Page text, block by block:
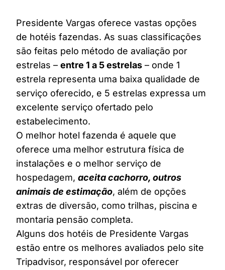
Presidente Vargas oferece vastas opções
de hotéis fazendas. As suas classificações
são feitas pelo método de avaliação por
estrelas – entre 1 a 5 estrelas – onde 1
estrela representa uma baixa qualidade de
serviço oferecido, e 5 estrelas expressa um
excelente serviço ofertado pelo
estabelecimento.
O melhor hotel fazenda é aquele que
oferece uma melhor estrutura física de
instalações e o melhor serviço de
hospedagem, aceita cachorro, outros
animais de estimação, além de opções
extras de diversão, como trilhas, piscina e
montaria pensão completa.
Alguns dos hotéis de Presidente Vargas
estão entre os melhores avaliados pelo site
Tripadvisor, responsável por oferecer